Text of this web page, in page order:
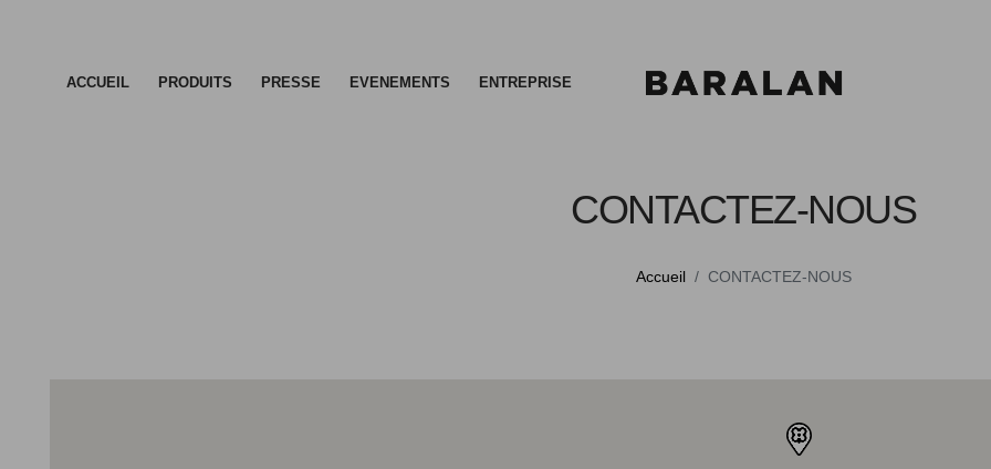
ACCUEIL PRODUITS PRESSE EVENEMENTS ENTREPRISE
CONTACTEZ-NOUS
Accueil CONTACTEZ-NOUS